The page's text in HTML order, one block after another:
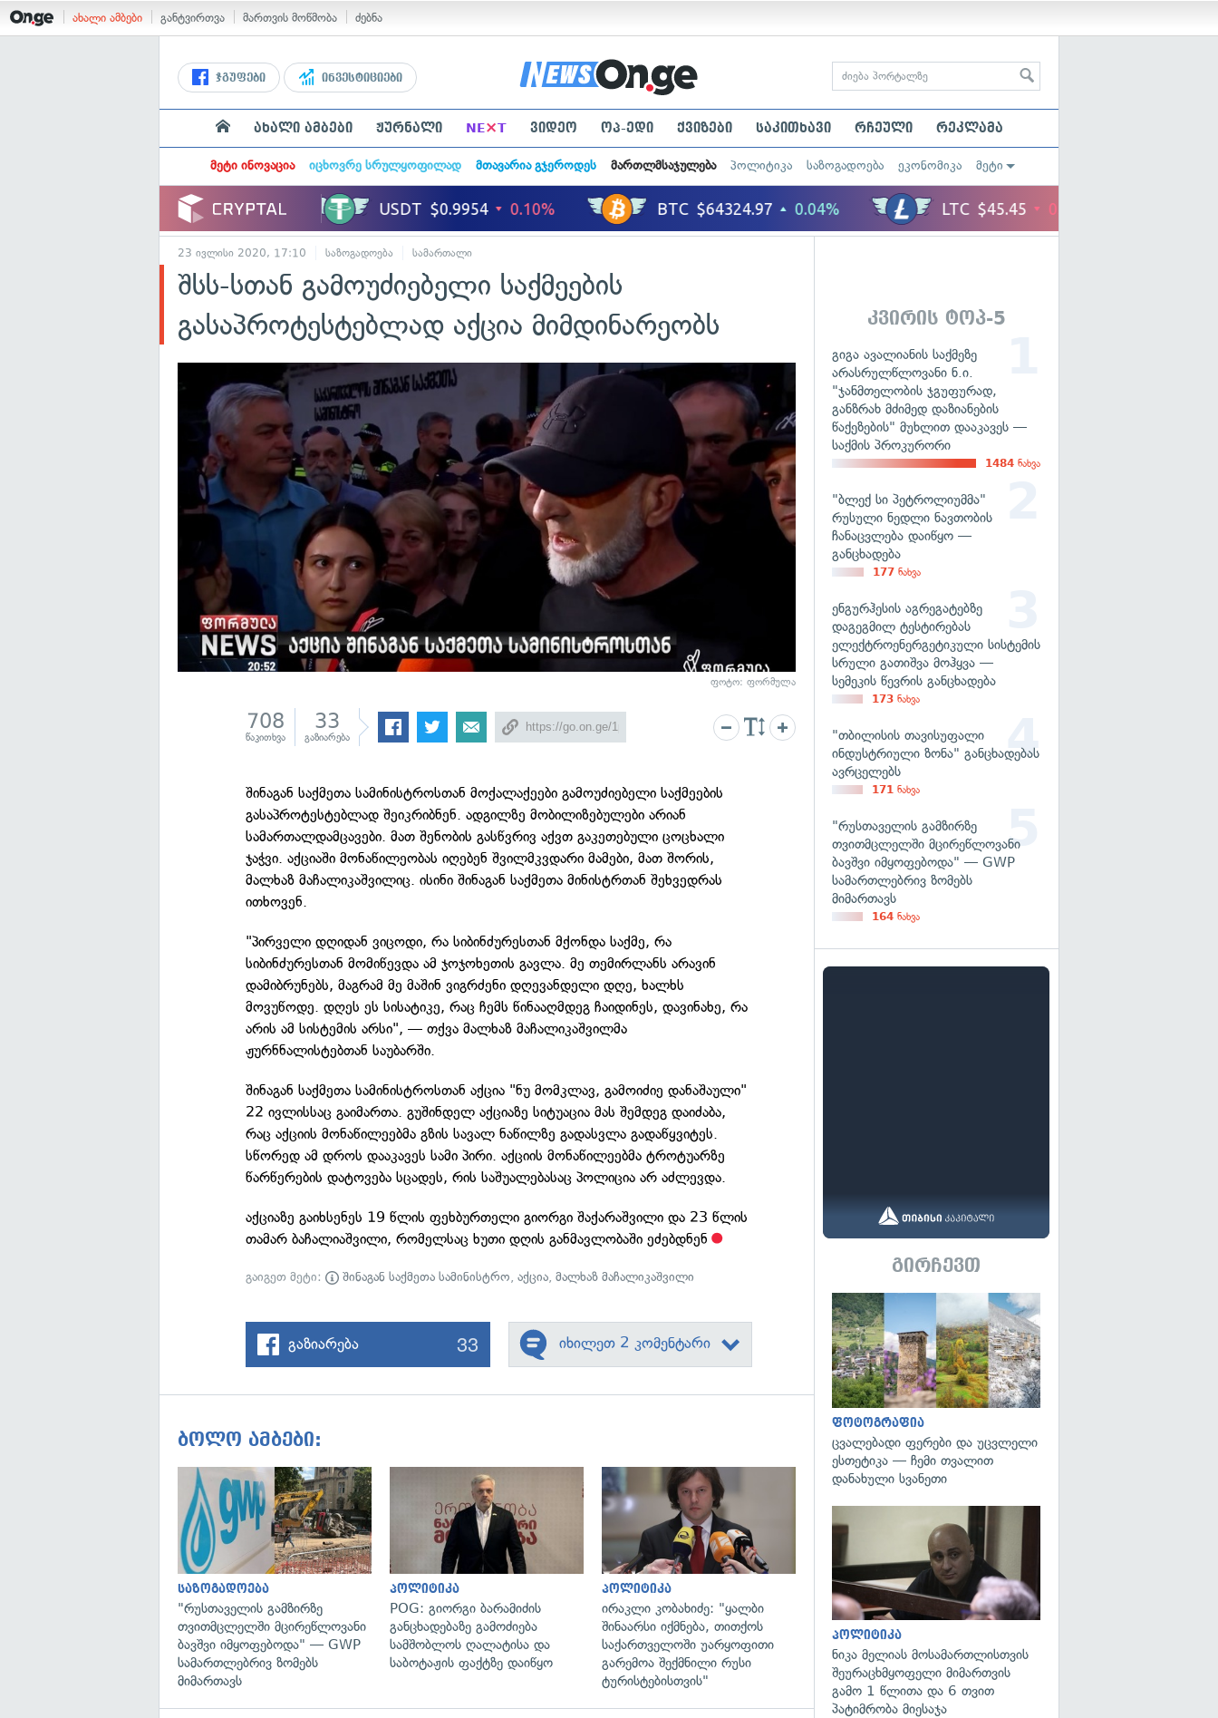
ახალი ამბები განტვირთვა მართვის მოწმობა ძებნა
ჯგუფები ინვესტიციები
ახალი ამბები ჟურნალი NE×T ვიდეო ოპ-ედი ქვიზები საკითხავი რჩეული რეკლამა
მეტი ინოვაცია იცხოვრე სრულყოფილად მთავარია გჯეროდეს მართლმსაჯულება პოლიტიკა საზოგადოება ეკონომიკა მეტი
23 ივლისი 2020, 17:10 საზოგადოება სამართალი
შსს-სთან გამოუძიებელი საქმეების
გასაპროტესტებლად აქცია მიმდინარეობს
ფოტო: ფორმულა
708
წაკითხვა
33
გაზიარება
შინაგან საქმეთა სამინისტროსთან მოქალაქეები გამოუძიებელი საქმეების
გასაპროტესტებლად შეიკრიბნენ. ადგილზე მობილიზებულები არიან
სამართალდამცავები. მათ შენობის გასწვრივ აქვთ გაკეთებული ცოცხალი
ჯაჭვი. აქციაში მონაწილეობას იღებენ შვილმკვდარი მამები, მათ შორის,
მალხაზ მაჩალიკაშვილიც. ისინი შინაგან საქმეთა მინისტრთან შეხვედრას
ითხოვენ.
"პირველი დღიდან ვიცოდი, რა სიბინძურესთან მქონდა საქმე, რა
სიბინძურესთან მომიწევდა ამ ჯოჯოხეთის გავლა. მე თემირლანს არავინ
დამიბრუნებს, მაგრამ მე მაშინ ვიგრძენი დღევანდელი დღე, ხალხს
მოვუწოდე. დღეს ეს სისატიკე, რაც ჩემს წინააღმდეგ ჩაიდინეს, დავინახე, რა
არის ამ სისტემის არსი", — თქვა მალხაზ მაჩალიკაშვილმა
ჟურნნალისტებთან საუბარში.
შინაგან საქმეთა სამინისტროსთან აქცია "ნუ მომკლავ, გამოიძიე დანაშაული"
22 ივლისსაც გაიმართა. გუშინდელ აქციაზე სიტუაცია მას შემდეგ დაიძაბა,
რაც აქციის მონაწილეებმა გზის სავალ ნაწილზე გადასვლა გადაწყვიტეს.
სწორედ ამ დროს დააკავეს სამი პირი. აქციის მონაწილეებმა ტროტუარზე
წარწერების დატოვება სცადეს, რის საშუალებასაც პოლიცია არ აძლევდა.
აქციაზე გაიხსენეს 19 წლის ფეხბურთელი გიორგი შაქარაშვილი და 23 წლის
თამარ ბაჩალიაშვილი, რომელსაც ხუთი დღის განმავლობაში ეძებდნენ
გაიგეთ მეტი: შინაგან საქმეთა სამინისტრო,აქცია,მალხაზ მაჩალიკაშვილი
გაზიარება 33 იხილეთ 2 კომენტარი
ბოლო ამბები:
საზოგადოება
"რუსთაველის გამზირზე
თვითმცლელში მცირეწლოვანი
ბავშვი იმყოფებოდა" — GWP
სამართლებრივ ზომებს
მიმართავს
პოლიტიკა
POG: გიორგი ბარამიძის
განცხადებაზე გამოძიება
სამშობლოს ღალატისა და
საბოტაჟის ფაქტზე დაიწყო
გადახედვა
პოლიტიკა
ირაკლი კობახიძე: "ყალბი
შინაარსი იქმნება, თითქოს
საქართველოში უარყოფითი
გარემოა შექმნილი რუსი
ტურისტებისთვის"
კვირის ტოპ-5
გიგა ავალიანის საქმეზე
არასრულწლოვანი ნ.ი.
"ჯანმთელობის ჯგუფურად,
განზრახ მძიმედ დაზიანების
წაქეზების" მუხლით დააკავეს —
საქმის პროკურორი
1484 ნახვა
"ბლექ სი პეტროლიუმმა"
რუსული ნედლი ნავთობის
ჩანაცვლება დაიწყო —
განცხადება
177 ნახვა
ენგურჰესის აგრეგატებზე
დაგეგმილ ტესტირებას
ელექტროენერგეტიკული სისტემის
სრული გათიშვა მოჰყვა —
სემეკის წევრის განცხადება
173 ნახვა
"თბილისის თავისუფალი
ინდუსტრიული ზონა" განცხადებას
ავრცელებს
171 ნახვა
"რუსთაველის გამზირზე
თვითმცლელში მცირეწლოვანი
ბავშვი იმყოფებოდა" — GWP
სამართლებრივ ზომებს
მიმართავს
164 ნახვა
გირჩევთ
ფოტოგრაფია
ცვალებადი ფერები და უცვლელი
ესთეტიკა — ჩემი თვალით
დანახული სვანეთი
პოლიტიკა
ნიკა მელიას მოსამართლისთვის
შეურაცხმყოფელი მიმართვის
გამო 1 წლითა და 6 თვით
პატიმრობა მიესაჯა